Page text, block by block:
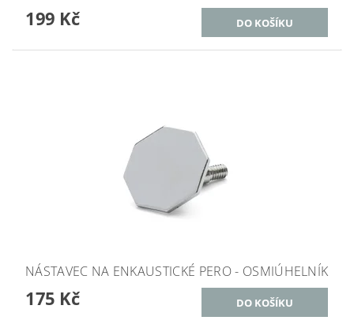
199 Kč
NÁSTAVEC NA ENKAUSTICKÉ PERO - OSMIÚHELNÍK
175 Kč